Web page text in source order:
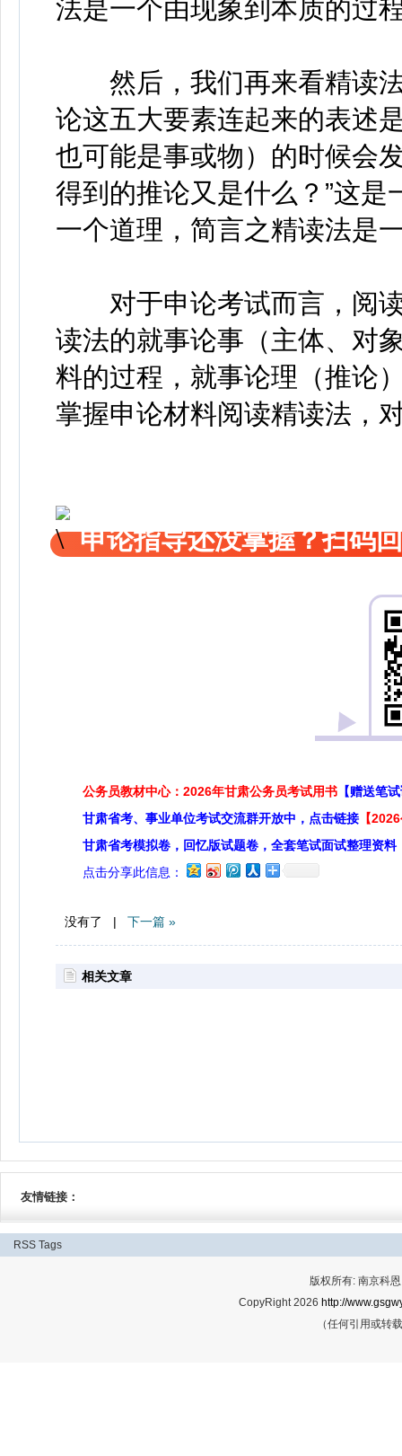
法是一个由现象到本质的过
然后，我们再来看精读法
论这五大要素连起来的表述
也可能是事或物）的时候会
得到的推论又是什么？”这
一个道理，简言之精读法是
对于申论考试而言，阅读
读法的就事论事（主体、对
料的过程，就事论理（推论
掌握申论材料阅读精读法，
申论指导还没掌握？扫码
公务员教材中心：2026年甘肃公务员考试用书 【赠送笔
甘肃省考、事业单位考试交流群开放中，点击链接 【
甘肃省考模拟卷，回忆版试题卷，全套笔试面试整理资料
点击分享此信息：
没有了 | 下一篇 »
相关文章
友情链接：
RSS Tags
版权所有: 南京科
CopyRight 2026 http://
（任何引用或转